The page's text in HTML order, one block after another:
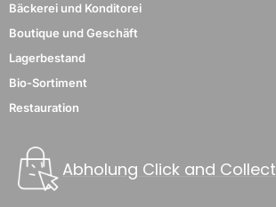
Bäckerei und Konditorei
Boutique und Geschäft
Lagerbestand
Bio-Sortiment
Restauration
Abholung Click and Collect